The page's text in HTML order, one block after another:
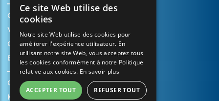
Créer mon compte
Votre panier
Ouvrir un dossier d’assistance
Enregistrer ma garantie
Conditions générales de vente
Mentions légales
FRENCH
SPANISH
ITALIAN
GERMAN
Ce site Web utilise des
cookies
Notre site Web utilise des cookies pour
améliorer l'expérience utilisateur. En
utilisant notre site Web, vous acceptez tous
les cookies conformément à notre Politique
relative aux cookies. En savoir plus
ACCEPTER TOUT REFUSER TOUT